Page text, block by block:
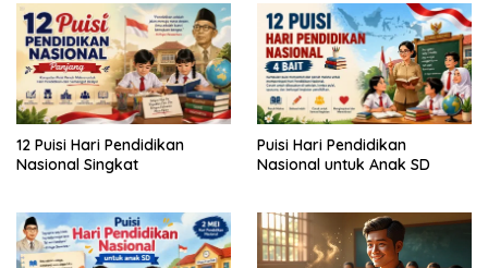
12 Puisi Hari Pendidikan
Nasional Singkat
Puisi Hari Pendidikan
Nasional untuk Anak SD